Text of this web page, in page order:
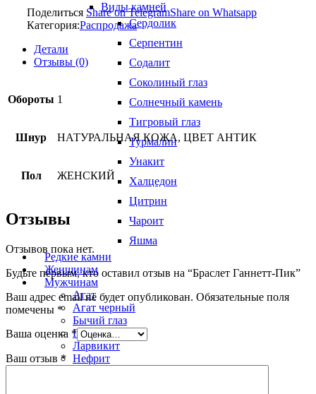
Виды камней
Сердолик
Серпентин
Содалит
Соколиный глаз
Солнечный камень
Тигровый глаз
Турмалин
Унакит
Халцедон
Цитрин
Чароит
Яшма
Редкие камни
Женщинам
Мужчинам
Агат
Агат черный
Бычий глаз
Гранат
Ларвикит
Нефрит
Поделиться Share on TelegramShare on Whatsapp
Категория:Распродажа
Детали
Отзывы (0)
Обороты 1
Шнур НАТУРАЛЬНАЯ КОЖА, ЦВЕТ АНТИК
Пол ЖЕНСКИЙ
Отзывы
Отзывов пока нет.
Будьте первым, кто оставил отзыв на “Браслет Ганнетт-Пик”
Ваш адрес email не будет опубликован. Обязательные поля
помечены *
Ваша оценка *
Ваш отзыв *